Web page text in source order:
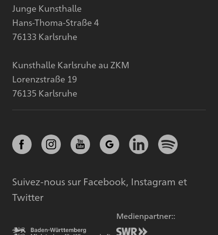
Junge Kunsthalle
Hans-Thoma-Straße 4
76133 Karlsruhe
Kunsthalle Karlsruhe au ZKM
Lorenzstraße 19
76135 Karlsruhe
Suivez-nous sur Facebook, Instagram et
Twitter
Medienpartner::